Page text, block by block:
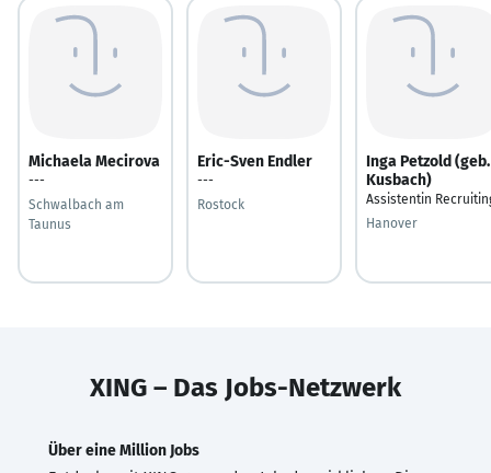
Michaela Mecirova
---
Schwalbach am
Taunus
Eric-Sven Endler
---
Rostock
Inga Petzold (geb.
Kusbach)
Assistentin
Hanover
XING – Das Jobs-Netzwerk
Über eine Million Jobs